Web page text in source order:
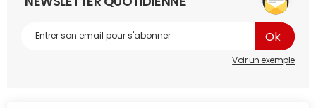
Voir un exemple